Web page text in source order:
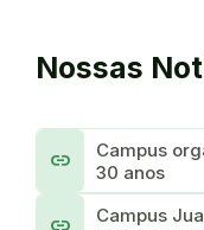
Nossas
link
Campus
30 anos
Campus